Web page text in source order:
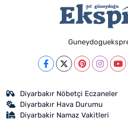
Diyarbakır Nöbetçi Eczaneler
Diyarbakır Hava Durumu
Diyarbakir Namaz Vakitleri